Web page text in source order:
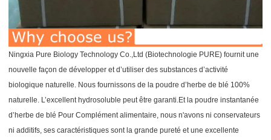
Ningxia Pure Biology Technology Co.,Ltd (Biotechnologie PURE) fournit une
nouvelle façon de développer et d’utiliser des substances d’activité
biologique naturelle. Nous fournissons de la poudre d’herbe de blé 100%
naturelle. L’excellent hydrosoluble peut être garanti.Et la poudre instantanée
d’herbe de blé Pour Complément alimentaire, nous n'avons ni conservateurs
ni additifs, ses caractéristiques sont la grande pureté et une excellente